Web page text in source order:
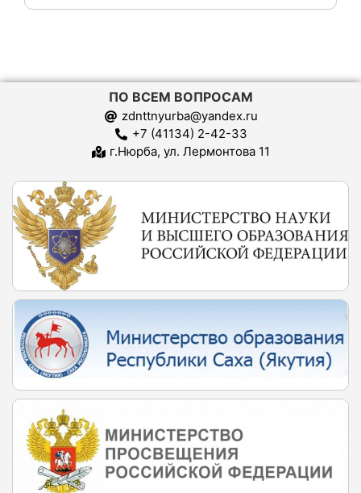
ПО ВСЕМ ВОПРОСАМ
zdnttnyurba@yandex.ru
+7 (41134) 2-42-33
г.Нюрба, ул. Лермонтова 11